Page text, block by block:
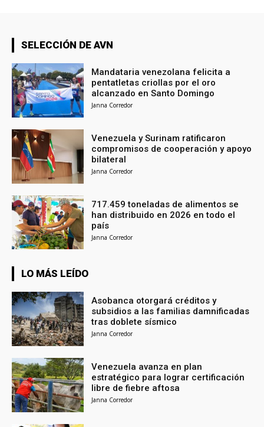
SELECCIÓN DE AVN
Mandataria venezolana felicita a
pentatletas criollas por el oro
alcanzado en Santo Domingo
Janna Corredor
Venezuela y Surinam ratificaron
compromisos de cooperación y apoyo
bilateral
Janna Corredor
717.459 toneladas de alimentos se
han distribuido en 2026 en todo el
país
Janna Corredor
LO MÁS LEÍDO
Asobanca otorgará créditos y
subsidios a las familias damnificadas
tras doblete sísmico
Janna Corredor
Venezuela avanza en plan
estratégico para lograr certificación
libre de fiebre aftosa
Janna Corredor